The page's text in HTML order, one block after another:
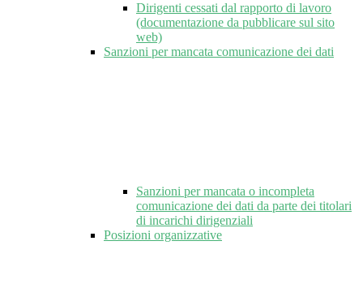
Dirigenti cessati dal rapporto di lavoro
(documentazione da pubblicare sul sito
web)
Sanzioni per mancata comunicazione dei dati
Sanzioni per mancata o incompleta
comunicazione dei dati da parte dei titolari
di incarichi dirigenziali
Posizioni organizzative